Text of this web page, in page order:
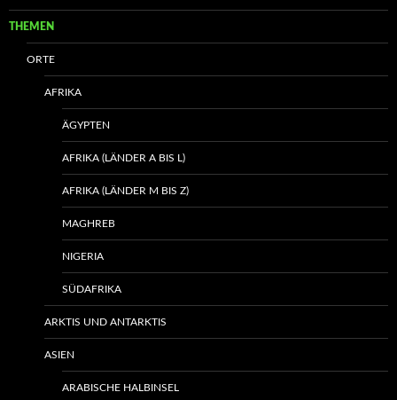
THEMEN
ORTE
AFRIKA
ÄGYPTEN
AFRIKA (LÄNDER A BIS L)
AFRIKA (LÄNDER M BIS Z)
MAGHREB
NIGERIA
SÜDAFRIKA
ARKTIS UND ANTARKTIS
ASIEN
ARABISCHE HALBINSEL